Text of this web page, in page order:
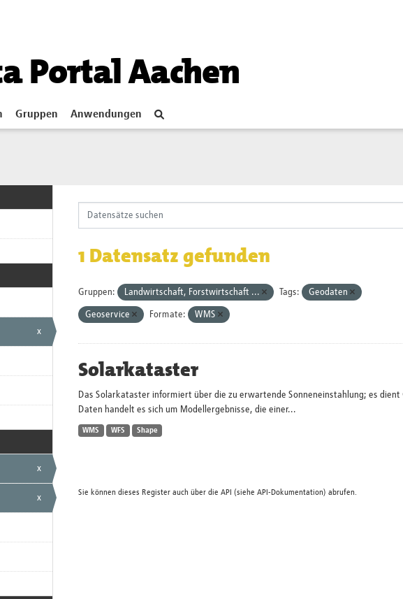
Portal Aachen
Gruppen Anwendungen
x
x
x
1 Datensatz gefunden
Gruppen: Landwirtschaft, Forstwirtschaft ... Tags: Geodaten
Geoservice Formate: WMS
Solarkataster
Das Solarkataster informiert über die zu erwartende Sonneneinstahlung; es
Daten handelt es sich um Modellergebnisse, die einer...
WMS WFS Shape
Sie können dieses Register auch über die API (siehe API-Dokumentation) abrufen.